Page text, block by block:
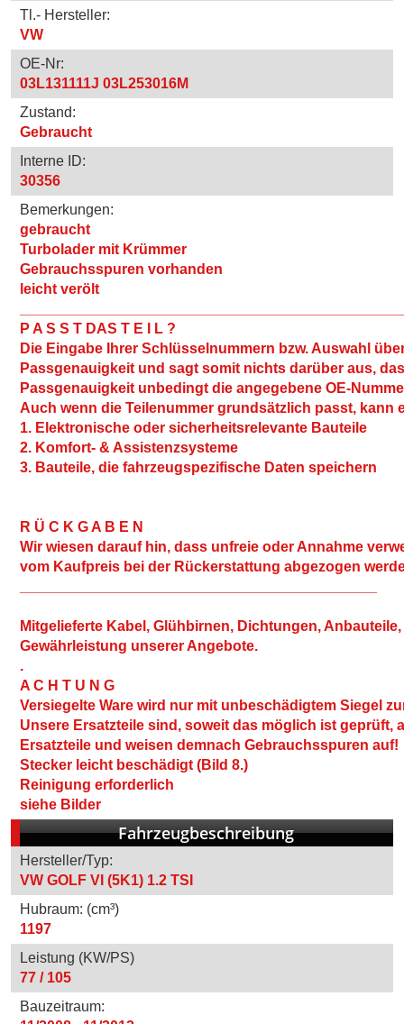
Tl.- Hersteller:
VW
OE-Nr:
03L131111J 03L253016M
Zustand:
Gebraucht
Interne ID:
30356
Bemerkungen:
gebraucht
Turbolader mit Krümmer
Gebrauchsspuren vorhanden
leicht verölt
P A S S T DAS T E I L ?
Die Eingabe Ihrer Schlüsselnummern bzw. Auswahl
Passgenauigkeit und sagt somit nichts darüber aus,
Passgenauigkeit unbedingt die angegebene OE-
Auch wenn die Teilenummer grundsätzlich passt,
1. Elektronische oder sicherheitsrelevante Bauteile
2. Komfort- & Assistenzsysteme
3. Bauteile, die fahrzeugspezifische Daten speichern
R Ü C K G A B E N
Wir wiesen darauf hin, dass unfreie oder Annahme
vom Kaufpreis bei der Rückerstattung abgezogen
Mitgelieferte Kabel, Glühbirnen, Dichtungen,
Gewährleistung unserer Angebote.
.
A C H T U N G
Versiegelte Ware wird nur mit unbeschädigtem Siegel
Unsere Ersatzteile sind, soweit das möglich ist geprüft,
Ersatzteile und weisen demnach Gebrauchsspuren auf!
Stecker leicht beschädigt (Bild 8.)
Reinigung erforderlich
siehe Bilder
Fahrzeugbeschreibung
Hersteller/Typ:
VW GOLF VI (5K1) 1.2 TSI
Hubraum: (cm³)
1197
Leistung (KW/PS)
77 / 105
Bauzeitraum: